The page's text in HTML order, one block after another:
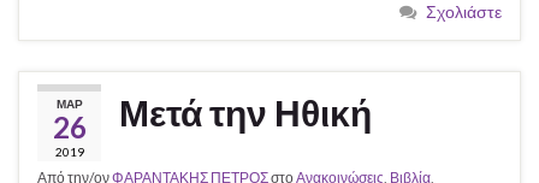
Σχολιάστε
ΜΑΡ
26
2019
Μετά την Ηθική
Από την/ονΦΑΡΑΝΤΑΚΗΣ ΠΕΤΡΟΣστοΑνακοινώσεις, Βιβλία,